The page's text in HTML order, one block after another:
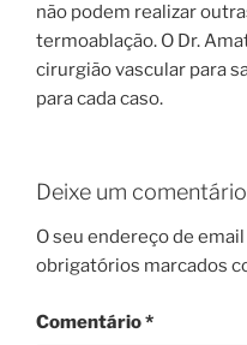
não podem realizar
termoablação. O Dr.
cirurgião vascular para
para cada caso.
Deixe um comentário
O seu endereço de
obrigatórios marcados
Comentário*